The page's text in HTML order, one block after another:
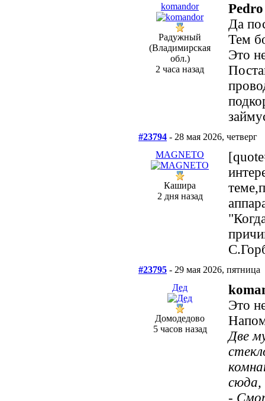
komandor
Радужный
(Владимирская
обл.)
2 часа назад
Да
Тем
Это
#23794 - 28 мая 2026, четверг
MAGNETO
Кашира
2 дня назад
#23795 - 29 мая 2026, пятница
Дед
Домодедово
5 часов назад
Это
Две
сюда,
-